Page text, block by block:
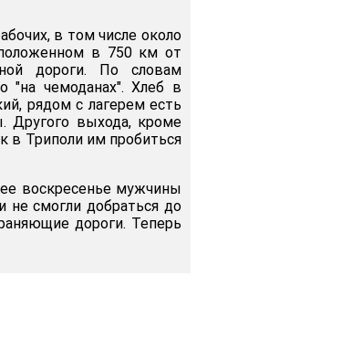
в том числе около
в 750 км от
дороги. По словам
"на чемоданах". Хлеб в
рядом с лагерем есть
Другого выхода, кроме
в Триполи им пробиться
воскресенье мужчины
не смогли добраться до
дороги. Теперь